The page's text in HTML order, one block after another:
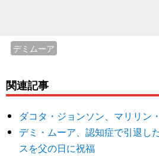
デミムーア
関連記事
ダコタ・ジョンソン、マリリン
デミ・ムーア、認知症で引退し
スを父の日に祝福